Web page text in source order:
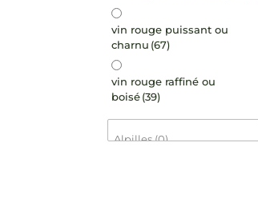
vin rouge puissant ou
charnu (67)
vin rouge raffiné ou
boisé(39)